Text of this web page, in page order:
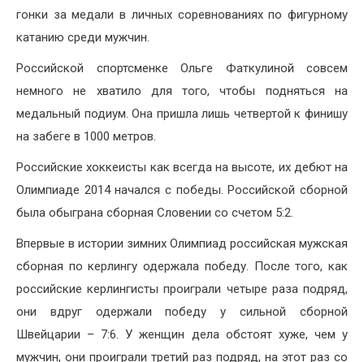
гонки за медали в личных соревнованиях по фигурному
катанию среди мужчин.
Российской спортсменке Ольге Фаткулиной совсем
немного не хватило для того, чтобы подняться на
медальный подиум. Она пришла лишь четвертой к финишу
на забеге в 1000 метров.
Российские хоккеисты как всегда на высоте, их дебют на
Олимпиаде 2014 начался с победы. Российской сборной
была обыграна сборная Словении со счетом 5:2.
Впервые в истории зимних Олимпиад российская мужская
сборная по керлингу одержала победу. После того, как
российские керлингисты проиграли четыре раза подряд,
они вдруг одержали победу у сильной сборной
Швейцарии – 7:6. У женщин дела обстоят хуже, чем у
мужчин, они проиграли третий раз подряд, на этот раз со